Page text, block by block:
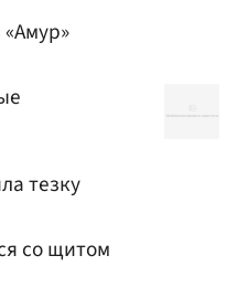
тезку
со щитом